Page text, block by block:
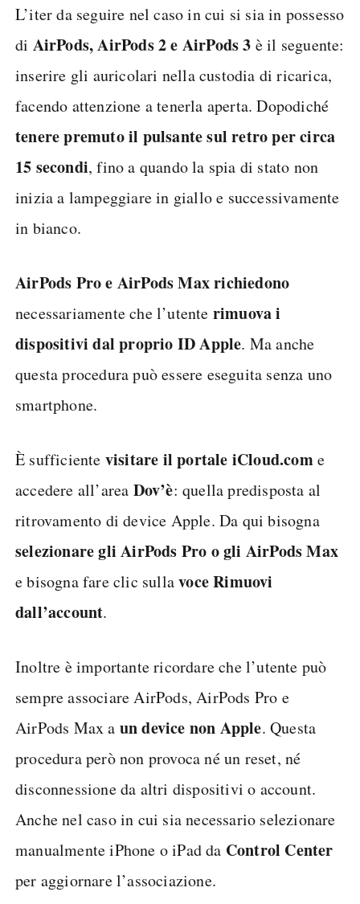
L’iter da seguire nel caso in cui si sia in possesso
di AirPods, AirPods 2 e AirPods 3 è il seguente:
inserire gli auricolari nella custodia di ricarica,
facendo attenzione a tenerla aperta. Dopodiché
tenere premuto il pulsante sul retro per circa
15 secondi, fino a quando la spia di stato non
inizia a lampeggiare in giallo e successivamente
in bianco.
AirPods Pro e AirPods Maxrichiedono
necessariamente che l’utente rimuova i
dispositivi dal proprio ID Apple. Ma anche
questa procedura può essere eseguita senza uno
smartphone.
È sufficiente visitare il portale iCloud.come
accedere all’area Dov’è: quella predisposta al
ritrovamento di device Apple. Da qui bisogna
selezionare gli AirPods Pro o gli AirPods Max
e bisogna fare clic sullavoce Rimuovi
dall’account.
Inoltre è importante ricordare che l’utente può
sempre associare AirPods, AirPods Pro e
AirPods Max a un device non Apple. Questa
procedura però non provoca né un reset, né
disconnessione da altri dispositivi o account.
Anche nel caso in cui sia necessario selezionare
manualmente iPhone o iPad da Control Center
per aggiornare l’associazione.